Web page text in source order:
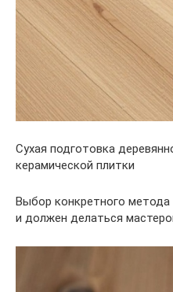
Сухая подготовка
керамической плитки
Выбор конкретного
и должен делаться